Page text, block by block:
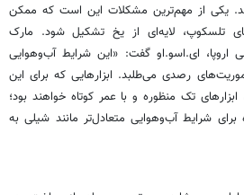
یکی از مهم‌ترین مشکلات این است که ممکن
تلسکوپ، لایه‌ای از یخ تشکیل شود. مارک
اروپا، ای.اسو.او گفت: «این شرایط آب‌وهوایی
رصدی می‌طلبد. ابزار‌هایی که برای این
تک منظوره و با عمر کوتاه خواهند بود؛
برای شرایط آب‌وهوایی متعادل‌تر مانند شیلی به